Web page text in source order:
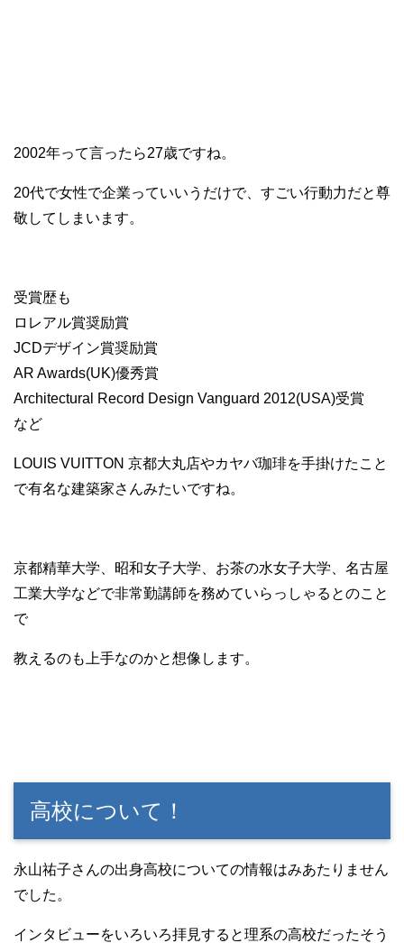
2002年って言ったら27歳ですね。
20代で女性で企業っていいうだけで、すごい行動力だと尊
敬してしまいます。
受賞歴も
ロレアル賞奨励賞
JCDデザイン賞奨励賞
AR Awards(UK)優秀賞
Architectural Record Design Vanguard 2012(USA)受賞
など
LOUIS VUITTON 京都大丸店やカヤバ珈琲を手掛けたこと
で有名な建築家さんみたいですね。
京都精華大学、昭和女子大学、お茶の水女子大学、名古屋
工業大学などで非常勤講師を務めていらっしゃるとのこと
で
教えるのも上手なのかと想像します。
高校について！
永山祐子さんの出身高校についての情報はみあたりません
でした。
インタビューをいろいろ拝見すると理系の高校だったそう